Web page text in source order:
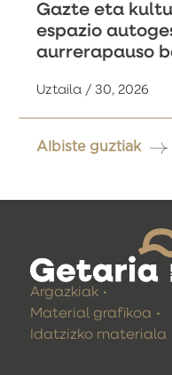
Gazte eta
espazio
aurrerapauso
Uztaila / 30, 2026
Albiste guztiak
Argazkiak
Material grafikoa
Idatzizko materiala